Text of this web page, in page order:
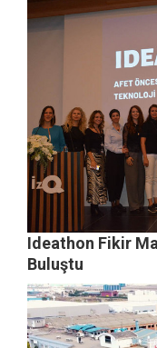
Ideathon Fikir
Buluştu